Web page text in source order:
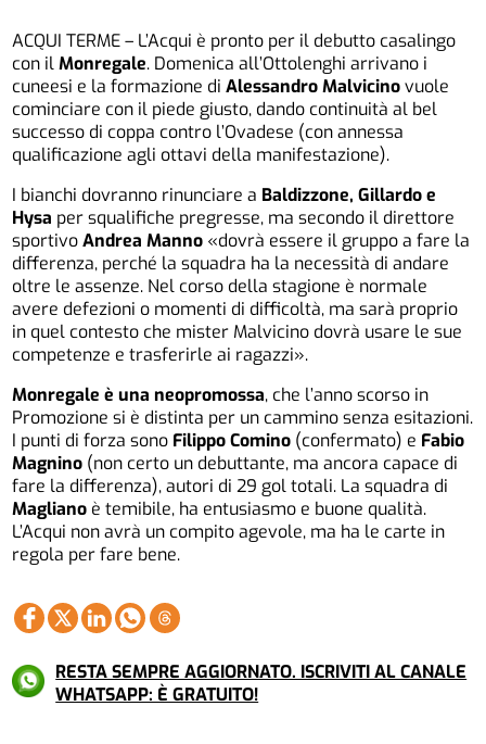
ACQUI TERME – L’Acqui è pronto per il debutto casalingo
con ilMonregale. Domenica all’Ottolenghi arrivano i
cuneesi e la formazione diAlessandro Malvicinovuole
cominciare con il piede giusto, dando continuità al bel
successo di coppa contro l’Ovadese (con annessa
qualificazione agli ottavi della manifestazione).
I bianchi dovranno rinunciare a Baldizzone, Gillardo e
Hysa per squalifiche pregresse, ma secondo il direttore
sportivoAndrea Manno «dovrà essere il gruppo a fare la
differenza, perché la squadra ha la necessità di andare
oltre le assenze. Nel corso della stagione è normale
avere defezioni o momenti di difficoltà, ma sarà proprio
in quel contesto che mister Malvicino dovrà usare le sue
competenze e trasferirle ai ragazzi».
Monregale è una neopromossa, che l’anno scorso in
Promozione si è distinta per un cammino senza esitazioni.
I punti di forza sono Filippo Comino (confermato) e Fabio
Magnino (non certo un debuttante, ma ancora capace di
fare la differenza), autori di 29 gol totali. La squadra di
Magliano è temibile, ha entusiasmo e buone qualità.
L’Acqui non avrà un compito agevole, ma ha le carte in
regola per fare bene.
RESTA SEMPRE AGGIORNATO. ISCRIVITI AL CANALE
WHATSAPP: È GRATUITO!